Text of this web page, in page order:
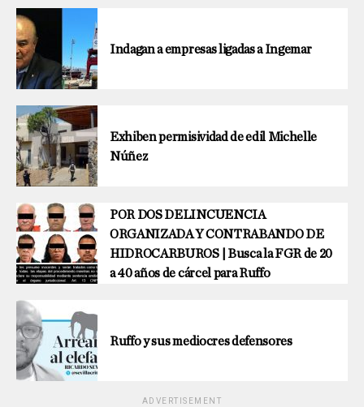
Indagan a empresas ligadas a Ingemar
Exhiben permisividad de edil Michelle
Núñez
POR DOS DELINCUENCIA
ORGANIZADA Y CONTRABANDO DE
HIDROCARBUROS | Busca la FGR de 20
a 40 años de cárcel para Ruffo
Ruffo y sus mediocres defensores
ADVERTISEMENT